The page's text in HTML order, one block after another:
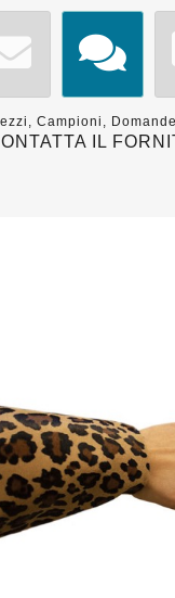
Campioni,
IL